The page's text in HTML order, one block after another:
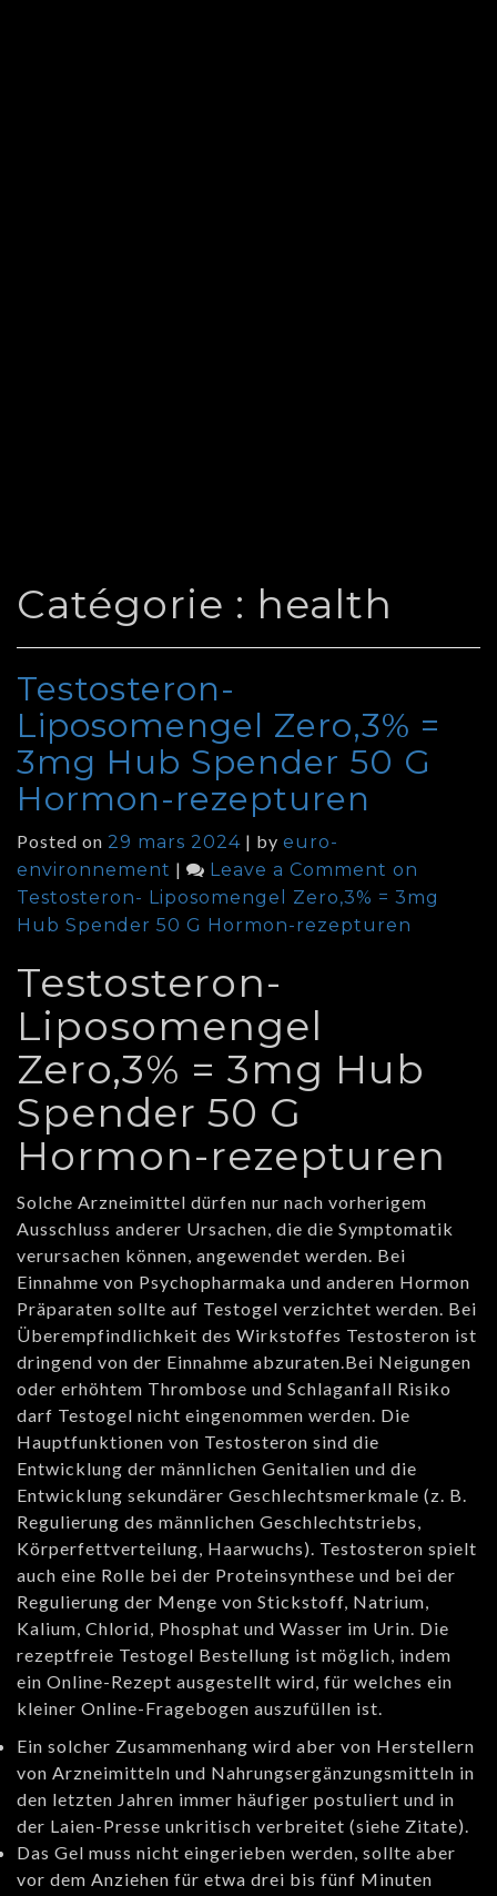
Catégorie : health
Testosteron-
Liposomengel Zero,3% =
3mg Hub Spender 50 G
Hormon-rezepturen
Posted on 29 mars 2024 | by euro-
environnement | Leave a Comment on
Testosteron- Liposomengel Zero,3% = 3mg
Hub Spender 50 G Hormon-rezepturen
Testosteron-
Liposomengel
Zero,3% = 3mg Hub
Spender 50 G
Hormon-rezepturen
Solche Arzneimittel dürfen nur nach vorherigem
Ausschluss anderer Ursachen, die die Symptomatik
verursachen können, angewendet werden. Bei
Einnahme von Psychopharmaka und anderen Hormon
Präparaten sollte auf Testogel verzichtet werden. Bei
Überempfindlichkeit des Wirkstoffes Testosteron ist
dringend von der Einnahme abzuraten.Bei Neigungen
oder erhöhtem Thrombose und Schlaganfall Risiko
darf Testogel nicht eingenommen werden. Die
Hauptfunktionen von Testosteron sind die
Entwicklung der männlichen Genitalien und die
Entwicklung sekundärer Geschlechtsmerkmale (z. B.
Regulierung des männlichen Geschlechtstriebs,
Körperfettverteilung, Haarwuchs). Testosteron spielt
auch eine Rolle bei der Proteinsynthese und bei der
Regulierung der Menge von Stickstoff, Natrium,
Kalium, Chlorid, Phosphat und Wasser im Urin. Die
rezeptfreie Testogel Bestellung ist möglich, indem
ein Online-Rezept ausgestellt wird, für welches ein
kleiner Online-Fragebogen auszufüllen ist.
Ein solcher Zusammenhang wird aber von Herstellern
von Arzneimitteln und Nahrungsergänzungsmitteln in
den letzten Jahren immer häufiger postuliert und in
der Laien-Presse unkritisch verbreitet (siehe Zitate).
Das Gel muss nicht eingerieben werden, sollte aber
vor dem Anziehen für etwa drei bis fünf Minuten